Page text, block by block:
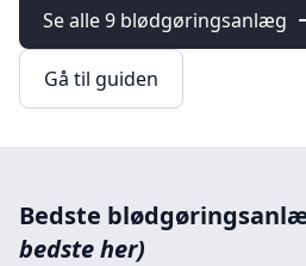
Se alle 9 blødgøringsanlæg
Gå til guiden
Bedste
bedste her)